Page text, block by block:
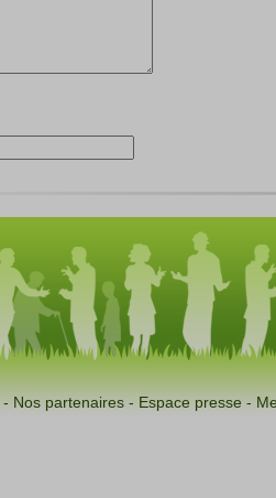
- Nos partenaires - Espace presse -